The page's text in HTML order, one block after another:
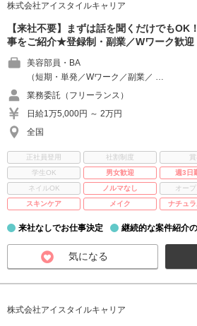
株式会社アイスタイルキャリア
【来社不要】まずは話を聞くだけでもOK
事をご紹介★登録制・副業／Wワーク歓迎
美容部員・BA
（短期・単発／Wワーク／副業／ …
業務委託（フリーランス）
日給1万5,000円 ～ 2万円
全国
正社員登用 社割制度
学生OK
男女歓迎 週3日
ネイルOK
ノルマなし オー
スキンケア
メイク ナチュ
来社なしでお仕事決定 継続的な案件紹介
気になる
株式会社アイスタイルキャリア